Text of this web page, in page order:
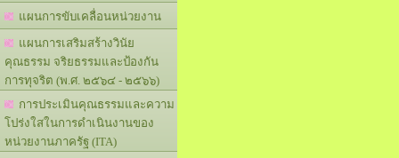
แผนการขับเคลื่อนหน่วยงาน
แผนการเสริมสร้างวินัย
คุณธรรม จริยธรรมและป้องกัน
การทุจริต (พ.ศ. ๒๕๖๔ - ๒๕๖๖)
การประเมินคุณธรรมและความ
โปร่งใสในการดำเนินงานของ
หน่วยงานภาครัฐ (ITA)